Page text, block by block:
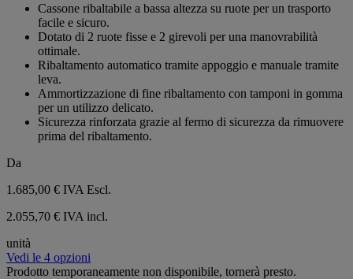
Cassone ribaltabile a bassa altezza su ruote per un trasporto
facile e sicuro.
Dotato di 2 ruote fisse e 2 girevoli per una manovrabilità
ottimale.
Ribaltamento automatico tramite appoggio e manuale tramite
leva.
Ammortizzazione di fine ribaltamento con tamponi in gomma
per un utilizzo delicato.
Sicurezza rinforzata grazie al fermo di sicurezza da rimuovere
prima del ribaltamento.
Da
1.685,00 € IVA Escl.
2.055,70 € IVA incl.
unità
Vedi le 4 opzioni
Prodotto temporaneamente non disponibile, tornerà presto.